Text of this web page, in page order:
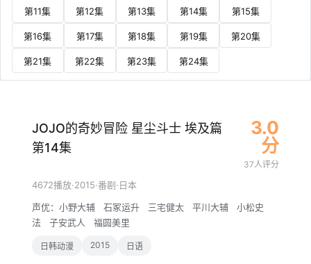
第11集 第12集 第13集 第14集 第15集
第16集 第17集 第18集 第19集 第20集
第21集 第22集 第23集 第24集
JOJO的奇妙冒险 星尘斗士 埃及篇
第14集
3.0
分
37人评分
4672播放·2015·番剧·日本
声优： 小野大辅 石冢运升 三宅健太 平川大辅
小松史
法
子安武人 福圆美里
日韩动漫 2015 日语